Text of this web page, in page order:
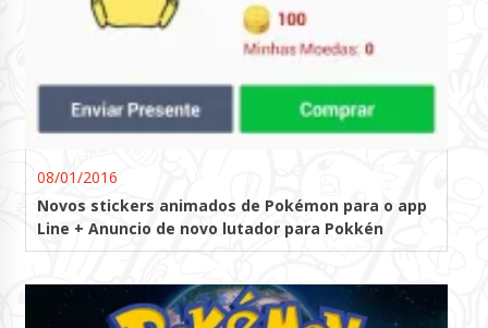
08/01/2016
Novos stickers animados de Pokémon para o app
Line + Anuncio de novo lutador para Pokkén